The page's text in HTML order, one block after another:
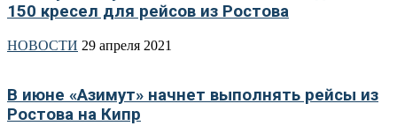
150 кресел для рейсов из Ростова
НОВОСТИ 29 апреля 2021
В июне «Азимут» начнет выполнять рейсы из
Ростова на Кипр